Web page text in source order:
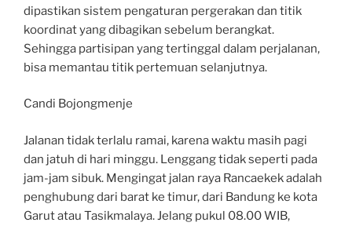
dipastikan sistem pengaturan pergerakan dan titik
koordinat yang dibagikan sebelum berangkat.
Sehingga partisipan yang tertinggal dalam perjalanan,
bisa memantau titik pertemuan selanjutnya.
Candi Bojongmenje
Jalanan tidak terlalu ramai, karena waktu masih pagi
dan jatuh di hari minggu. Lenggang tidak seperti pada
jam-jam sibuk. Mengingat jalan raya Rancaekek adalah
penghubung dari barat ke timur, dari Bandung ke kota
Garut atau Tasikmalaya. Jelang pukul 08.00 WIB,